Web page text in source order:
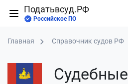
Податьвсуд.РФ
Российское ПО
Главная Справочник судов РФ